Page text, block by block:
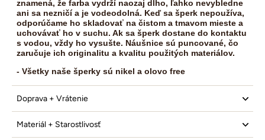
znamená, že farba vydrží naozaj dlho, ľahko nevybledne
ani sa nezničí a je vodeodolná. Keď sa šperk nepoužíva,
odporúčame ho skladovať na čistom a tmavom mieste a
uchovávať ho v suchu. Ak sa šperk dostane do kontaktu
s vodou, vždy ho vysušte. Náušnice sú puncované, čo
zaručuje ich originalitu a kvalitu použitých materiálov.
- Všetky naše šperky sú nikel a olovo free
Doprava + Vrátenie
Materiál + Starostlivosť